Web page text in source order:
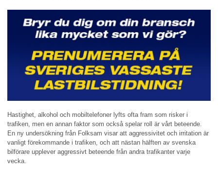
Hastighet, alkohol och mobiltelefoner lyfts ofta fram som risker i
trafiken, men en annan faktor som också spelar roll är vårt beteende.
En ny undersökning från Folksam visar att aggressivitet och irritation är
vanligt förekommande i trafiken, och att nästan hälften av svenska
bilförare upplever aggressivt beteende från andra trafikanter varje
vecka.